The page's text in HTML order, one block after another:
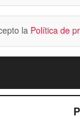
la Política de